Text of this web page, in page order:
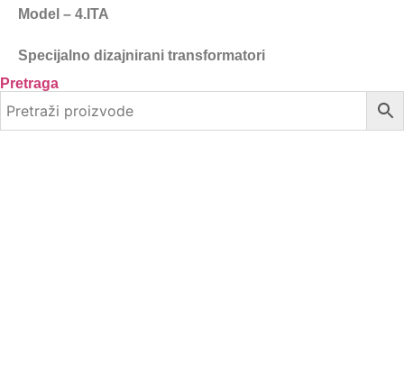
Model – 4.ITA
Specijalno dizajnirani transformatori
Pretraga